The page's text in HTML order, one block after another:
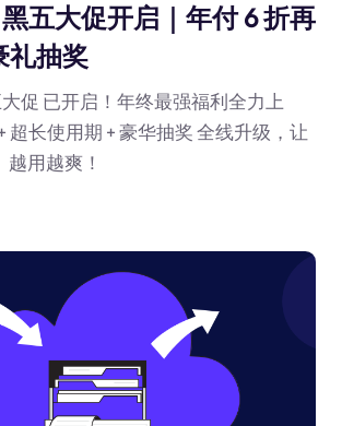
五大促开启｜年付 6 折再
礼抽奖
促 已开启！年终最强福利全力上
超长使用期 + 豪华抽奖 全线升级，让
用越爽！